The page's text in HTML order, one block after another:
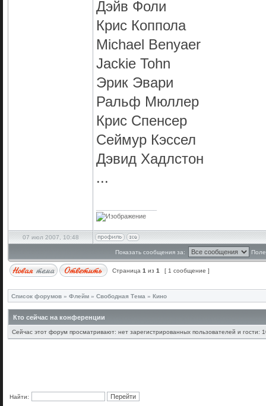
Дэйв Фоли
Крис Коппола
Michael Benyaer
Jackie Tohn
Эрик Эвари
Ральф Мюллер
Крис Спенсер
Сеймур Кэссел
Дэвид Хадлстон
...
07 июл 2007, 10:48
Показать сообщения за:
Страница 1 из 1 [ 1 сообщение ]
Список форумов » Флейм » Свободная Тема » Кино
Кто сейчас на конференции
Сейчас этот форум просматривают: нет зарегистрированных пользователей и гости:
Найти: